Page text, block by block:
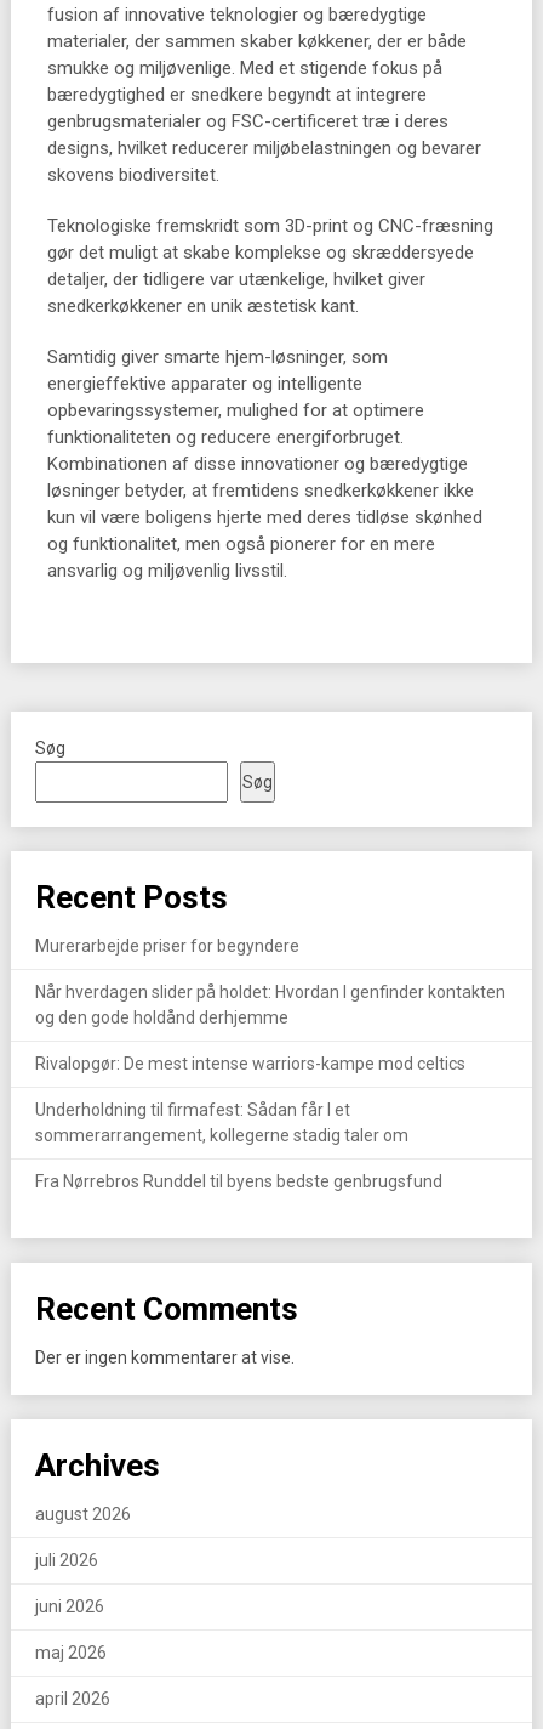
fusion af innovative teknologier og bæredygtige
materialer, der sammen skaber køkkener, der er både
smukke og miljøvenlige. Med et stigende fokus på
bæredygtighed er snedkere begyndt at integrere
genbrugsmaterialer og FSC-certificeret træ i deres
designs, hvilket reducerer miljøbelastningen og bevarer
skovens biodiversitet.
Teknologiske fremskridt som 3D-print og CNC-fræsning
gør det muligt at skabe komplekse og skræddersyede
detaljer, der tidligere var utænkelige, hvilket giver
snedkerkøkkener en unik æstetisk kant.
Samtidig giver smarte hjem-løsninger, som
energieffektive apparater og intelligente
opbevaringssystemer, mulighed for at optimere
funktionaliteten og reducere energiforbruget.
Kombinationen af disse innovationer og bæredygtige
løsninger betyder, at fremtidens snedkerkøkkener ikke
kun vil være boligens hjerte med deres tidløse skønhed
og funktionalitet, men også pionerer for en mere
ansvarlig og miljøvenlig livsstil.
Søg
Søg
Recent Posts
Murerarbejde priser for begyndere
Når hverdagen slider på holdet: Hvordan I genfinder kontakten
og den gode holdånd derhjemme
Rivalopgør: De mest intense warriors-kampe mod celtics
Underholdning til firmafest: Sådan får I et
sommerarrangement, kollegerne stadig taler om
Fra Nørrebros Runddel til byens bedste genbrugsfund
Recent Comments
Der er ingen kommentarer at vise.
Archives
august 2026
juli 2026
juni 2026
maj 2026
april 2026